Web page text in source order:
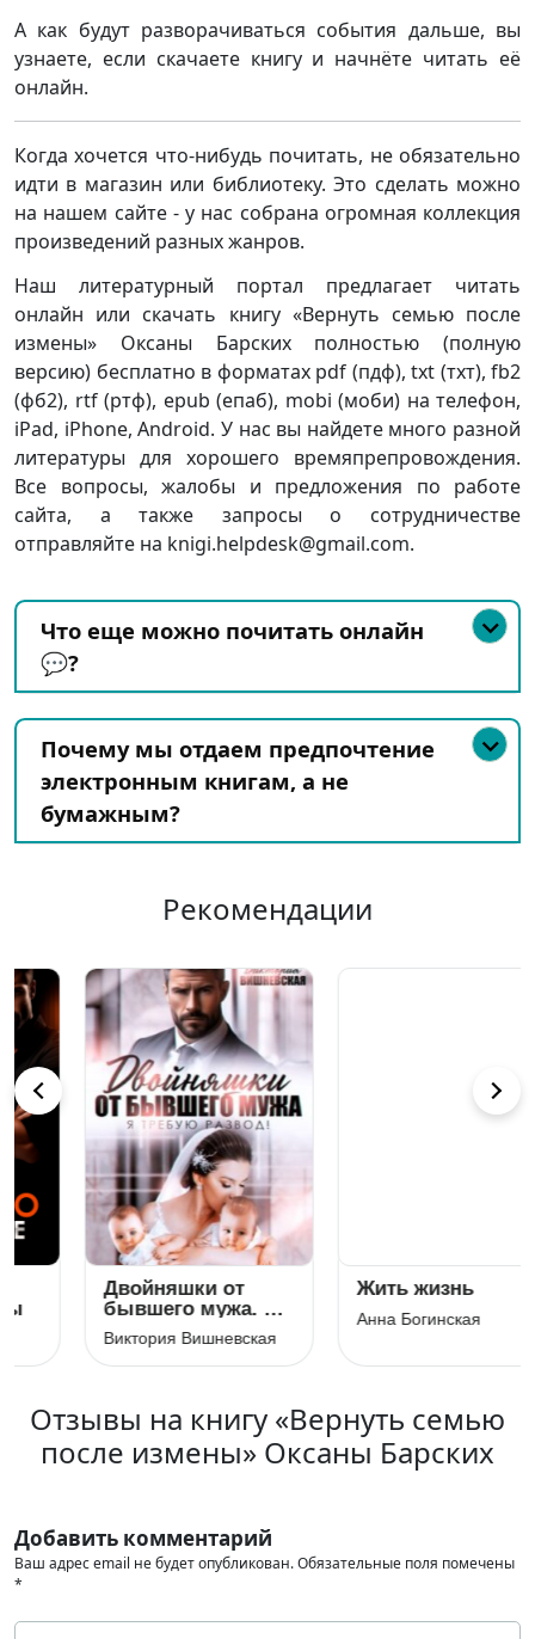
А как будут разворачиваться события дальше, вы
узнаете, если скачаете книгу и начнёте читать её
онлайн.
Когда хочется что-нибудь почитать, не обязательно
идти в магазин или библиотеку. Это сделать можно
на нашем сайте - у нас собрана огромная коллекция
произведений разных жанров.
Наш литературный портал предлагает читать
онлайн или скачать книгу «Вернуть семью после
измены» Оксаны Барских полностью (полную
версию) бесплатно в форматах pdf (пдф), txt (тхт), fb2
(фб2), rtf (ртф), epub (епаб), mobi (моби) на телефон,
iPad, iPhone, Android. У нас вы найдете много разной
литературы для хорошего времяпрепровождения.
Все вопросы, жалобы и предложения по работе
сайта, а также запросы о сотрудничестве
отправляйте на knigi.helpdesk@gmail.com.
Что еще можно почитать онлайн
💬?
Почему мы отдаем предпочтение
электронным книгам, а не
бумажным?
Рекомендации
Двойняшки от
бывшего мужа. Я
требую развод!
Виктория Вишневская
Жить жизнь
Анна Богинская
Отзывы на книгу «Вернуть семью
после измены» Оксаны Барских
Добавить комментарий
Ваш адрес email не будет опубликован.Обязательные поля помечены
*